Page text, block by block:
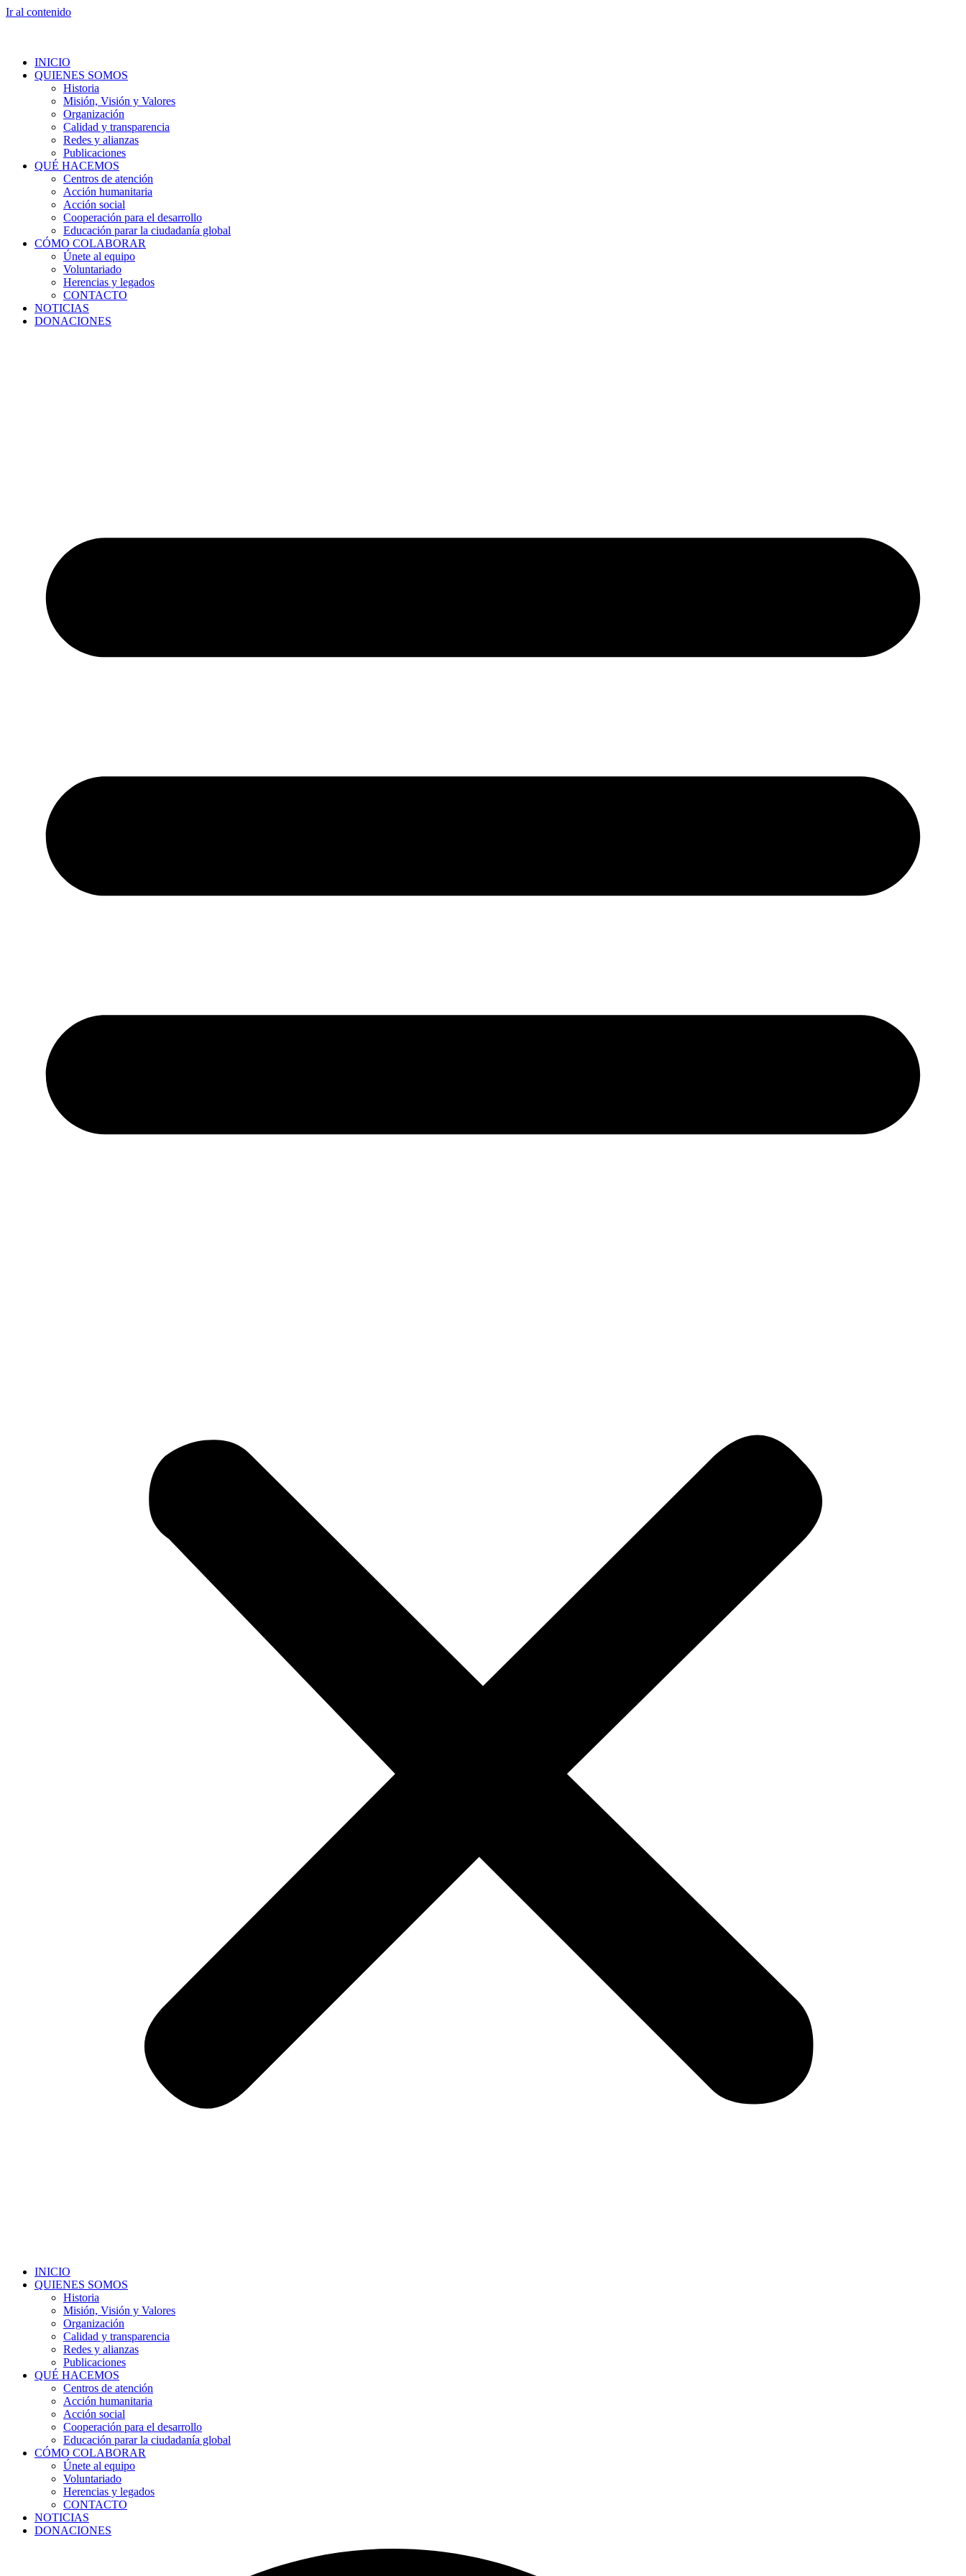
Ir al contenido
INICIO
QUIENES SOMOS
Historia
Misión, Visión y Valores
Organización
Calidad y transparencia
Redes y alianzas
Publicaciones
QUÉ HACEMOS
Centros de atención
Acción humanitaria
Acción social
Cooperación para el desarrollo
Educación parar la ciudadanía global
CÓMO COLABORAR
Únete al equipo
Voluntariado
Herencias y legados
CONTACTO
NOTICIAS
DONACIONES
INICIO
QUIENES SOMOS
Historia
Misión, Visión y Valores
Organización
Calidad y transparencia
Redes y alianzas
Publicaciones
QUÉ HACEMOS
Centros de atención
Acción humanitaria
Acción social
Cooperación para el desarrollo
Educación parar la ciudadanía global
CÓMO COLABORAR
Únete al equipo
Voluntariado
Herencias y legados
CONTACTO
NOTICIAS
DONACIONES